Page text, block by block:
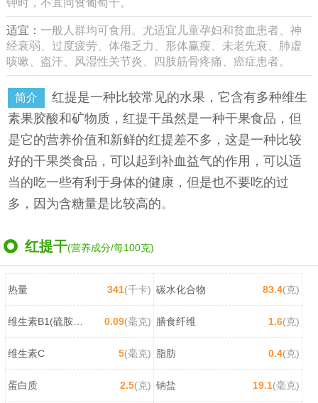
钾时，不宜同食葡萄干。
适宜： 一般人群均可食用。尤适宜儿童孕妇和贫血患者、神
经衰弱、过度疲劳、体倦乏力、形体赢瘦、未老先衰、肺虚
咳嗽、盗汗、风湿性关节炎、四肢筋骨疼痛、癌症患者。
简介
红提是一种比较常见的水果，它含有多种维生
素果胶酸和矿物质，红提干虽然是一种干果食品，但
是它的营养价值和新鲜的红提差不多，这是一种比较
好的干果类食品，可以起到补血益气的作用，可以适
当的吃一些有利于身体的健康，但是也不要吃的过
多，因为含糖量是比较高的。
红提干(营养成分/每100克)
热量 341(千卡) 碳水化合物 83.4(克)
维生素B1(硫胺素) 0.09(毫克) 膳食纤维 1.6(克)
维生素C 5(毫克) 脂肪 0.4(克)
蛋白质 2.5(克) 钠盐 19.1(毫克)